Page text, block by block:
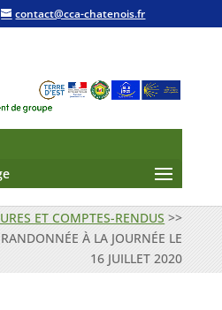
contact@cca-chatenois.fr
ET COMPTES-RENDUS >>
À LA JOURNÉE LE
16 JUILLET 2020